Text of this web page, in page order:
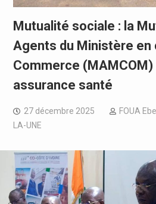
Mutualité sociale : la
Agents du Ministère en
Commerce
assurance santé
27 décembre 2025 FOUA
LA-UNE